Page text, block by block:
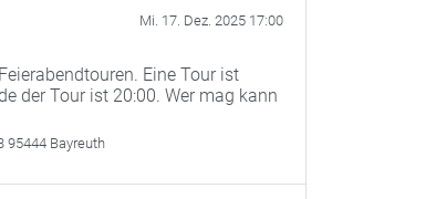
Mi. 17. Dez. 2025 17:00
Eine Tour ist
der Tour ist 20:00. Wer mag kann
95444 Bayreuth